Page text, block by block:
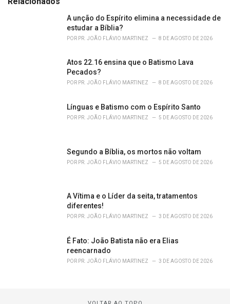
A unção do Espírito elimina a necessidade de
estudar a Bíblia?
POR PR. JOÃO FLÁVIO MARTINEZ 8 DE AGOSTO DE 2026
Atos 22.16 ensina que o Batismo Lava
Pecados?
POR PR. JOÃO FLÁVIO MARTINEZ 8 DE AGOSTO DE 2026
Línguas e Batismo com o Espírito Santo
POR PR. JOÃO FLÁVIO MARTINEZ 5 DE AGOSTO DE 2026
Segundo a Bíblia, os mortos não voltam
POR PR. JOÃO FLÁVIO MARTINEZ 5 DE AGOSTO DE 2026
A Vítima e o Líder da seita, tratamentos
diferentes!
POR PR. JOÃO FLÁVIO MARTINEZ 3 DE AGOSTO DE 2026
É Fato: João Batista não era Elias
reencarnado
POR PR. JOÃO FLÁVIO MARTINEZ 3 DE AGOSTO DE 2026